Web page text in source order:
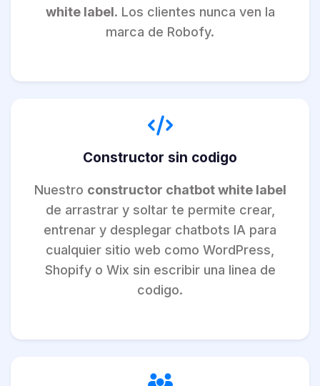
white label. Los clientes nunca ven la
marca de Robofy.
Constructor sin codigo
Nuestro constructor chatbot white label
de arrastrar y soltar te permite crear,
entrenar y desplegar chatbots IA para
cualquier sitio web como WordPress,
Shopify o Wix sin escribir una linea de
codigo.